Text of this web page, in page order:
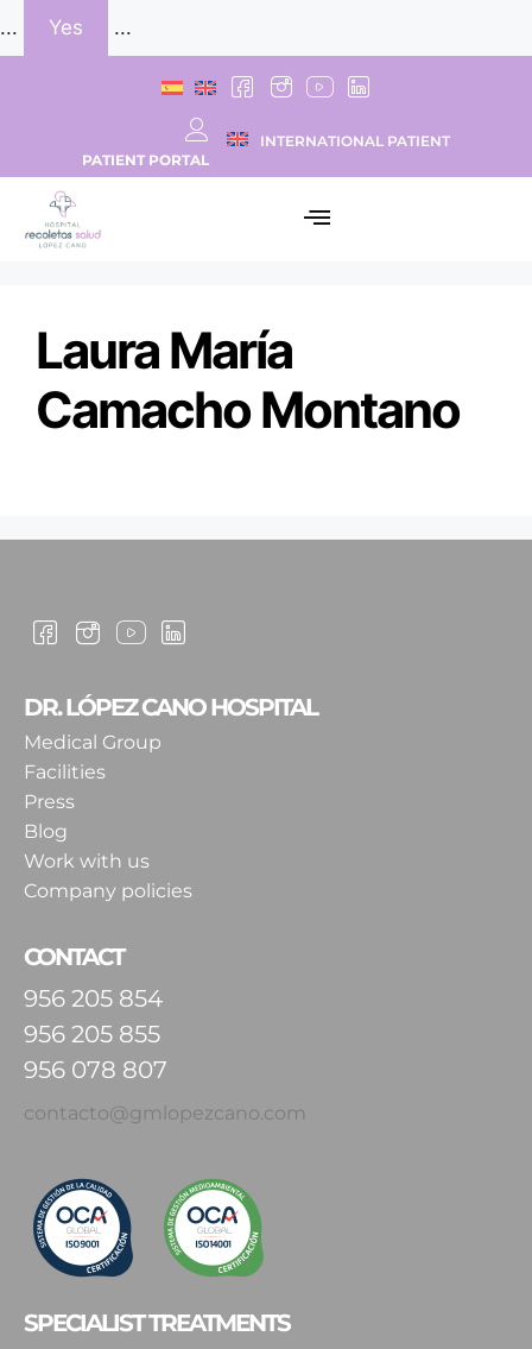
... Yes ...
PATIENT PORTAL
INTERNATIONAL PATIENT
Laura María
Camacho Montano
DR. LÓPEZ CANO HOSPITAL
Medical Group
Facilities
Press
Blog
Work with us
Company policies
CONTACT
956 205 854
956 205 855
956 078 807
contacto@gmlopezcano.com
SPECIALIST TREATMENTS